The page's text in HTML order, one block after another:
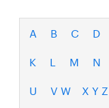
A B C D
K
L M N
U
V W X Y Z